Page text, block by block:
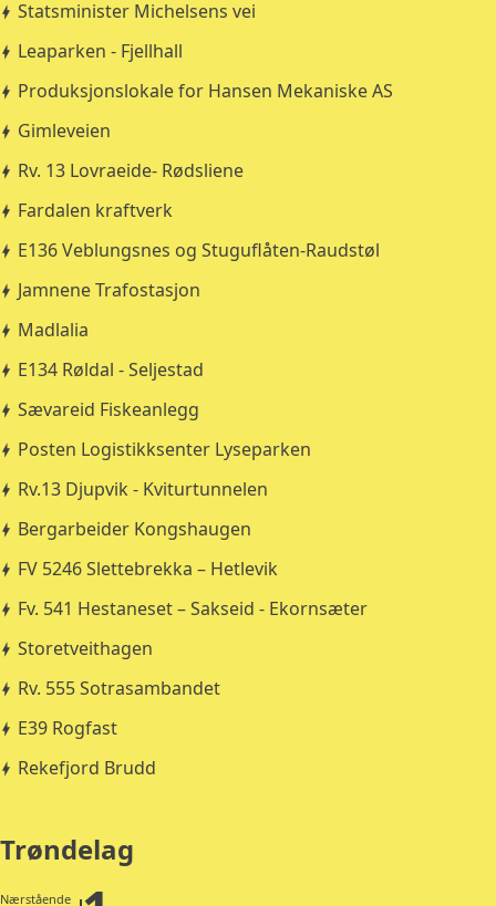
Statsminister Michelsens vei
Leaparken - Fjellhall
Produksjonslokale for Hansen Mekaniske AS
Gimleveien
Rv. 13 Lovraeide- Rødsliene
Fardalen kraftverk
E136 Veblungsnes og Stuguflåten-Raudstøl
Jamnene Trafostasjon
Madlalia
E134 Røldal - Seljestad
Sævareid Fiskeanlegg
Posten Logistikksenter Lyseparken
Rv.13 Djupvik - Kviturtunnelen
Bergarbeider Kongshaugen
FV 5246 Slettebrekka – Hetlevik
Fv. 541 Hestaneset – Sakseid - Ekornsæter
Storetveithagen
Rv. 555 Sotrasambandet
E39 Rogfast
Rekefjord Brudd
Trøndelag
Nærstående